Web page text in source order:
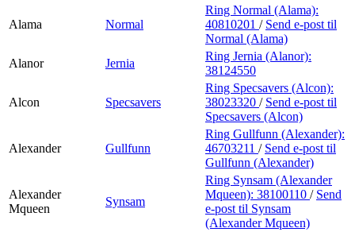
Alama Normal
Ring Normal (Alama):
40810201 / Send e-post til
Normal (Alama)
Alanor
Jernia
Ring Jernia (Alanor):
38124550
Alcon Specsavers
Ring Specsavers (Alcon):
38023320 / Send e-post til
Specsavers (Alcon)
Alexander Gullfunn
Ring Gullfunn (Alexander):
46703211 / Send e-post til
Gullfunn (Alexander)
Alexander
Mqueen
Synsam
Ring Synsam (Alexander
Mqueen): 38100110 / Send
e-post til Synsam
(Alexander Mqueen)